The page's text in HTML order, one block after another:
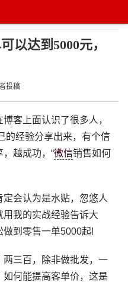
以达到5000元，
投稿
客上面认识了很多人，
的经验分享出来，有个信
越成功，“微信销售如何
会认为是水贴，忽悠人
我的实战经验告诉大
到零售一单5000起!
三百，除非做批发，一
何能提高客单价，这是